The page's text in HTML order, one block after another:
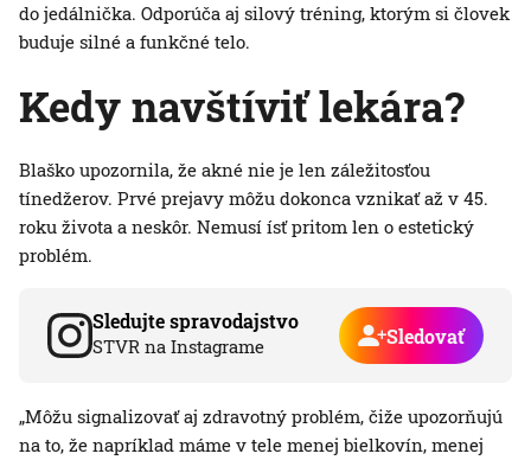
do jedálnička. Odporúča aj silový tréning, ktorým si človek
buduje silné a funkčné telo.
Kedy navštíviť lekára?
Blaško upozornila, že akné nie je len záležitosťou
tínedžerov. Prvé prejavy môžu dokonca vznikať až v 45.
roku života a neskôr. Nemusí ísť pritom len o estetický
problém.
Sledujte spravodajstvo
STVR na Instagrame Sledovať
„Môžu signalizovať aj zdravotný problém, čiže upozorňujú
na to, že napríklad máme v tele menej bielkovín, menej